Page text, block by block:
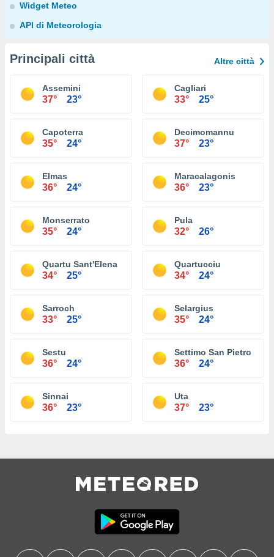
Widget Meteo
API di Meteorologia
Principali città Altre città
Assemini
37° 23°
Cagliari
33° 25°
Capoterra
35° 24°
Decimomannu
37° 23°
Elmas
36° 24°
Maracalagonis
36° 23°
Monserrato
35° 24°
Pula
32° 26°
Quartu Sant'Elena
34° 25°
Quartucciu
34° 24°
Sarroch
33° 25°
Selargius
35° 24°
Sestu
36° 24°
Settimo San Pietro
36° 24°
Sinnai
36° 23°
Uta
37° 23°